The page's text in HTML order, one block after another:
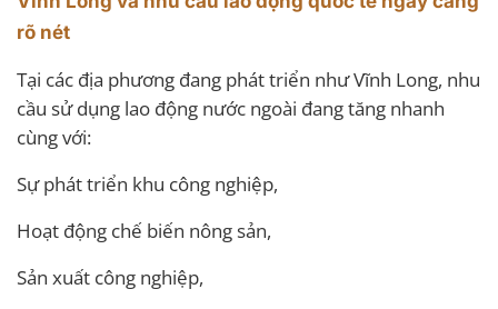
rõ nét
Tại các địa phương đang phát triển như Vĩnh Long, nhu
cầu sử dụng lao động nước ngoài đang tăng nhanh
cùng với:
Sự phát triển khu công nghiệp,
Hoạt động chế biến nông sản,
Sản xuất công nghiệp,